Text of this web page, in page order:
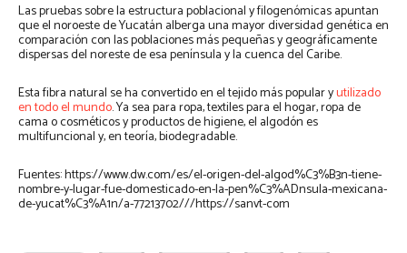
Las pruebas sobre la estructura poblacional y filogenómicas apuntan
que el noroeste de Yucatán alberga una mayor diversidad genética en
comparación con las poblaciones más pequeñas y geográficamente
dispersas del noreste de esa península y la cuenca del Caribe.
Esta fibra natural se ha convertido en el tejido más popular yutilizado
en todo el mundo. Ya sea para ropa, textiles para el hogar, ropa de
cama o cosméticos y productos de higiene, el algodón es
multifuncional y, en teoría, biodegradable.
Fuentes: https://www.dw.com/es/el-origen-del-algod%C3%B3n-tiene-
nombre-y-lugar-fue-domesticado-en-la-pen%C3%ADnsula-mexicana-
de-yucat%C3%A1n/a-77213702///https://sanvt-com